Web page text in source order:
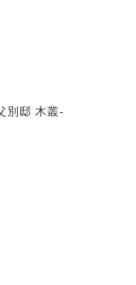
別邸 木叢-